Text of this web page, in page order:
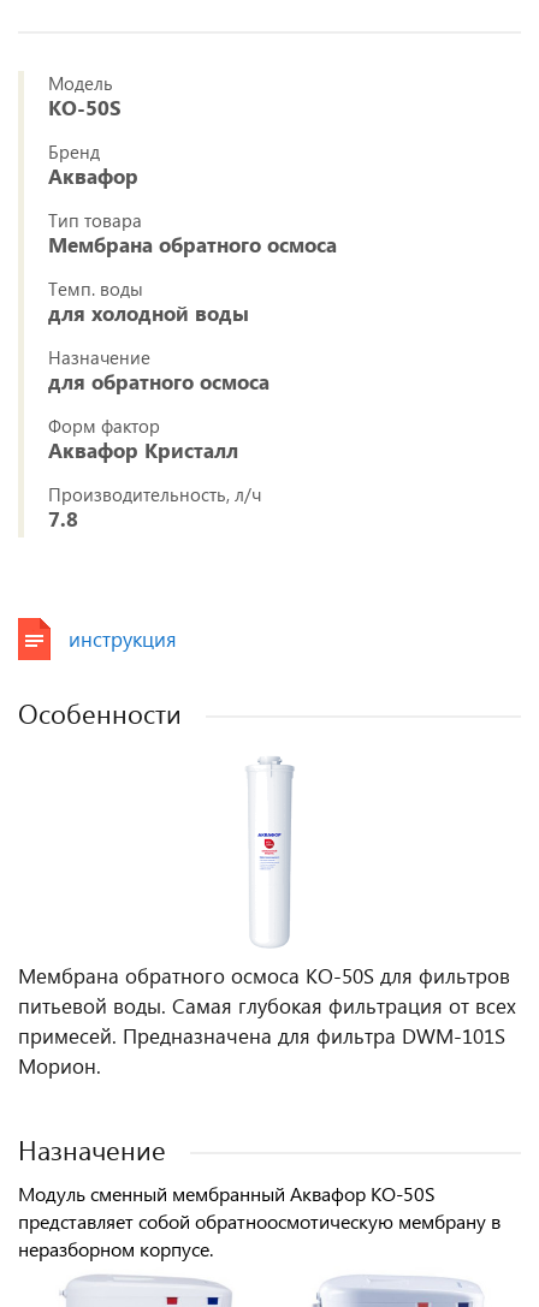
Модель
KO-50S
Бренд
Аквафор
Тип товара
Мембрана обратного осмоса
Темп. воды
для холодной воды
Назначение
для обратного осмоса
Форм фактор
Аквафор Кристалл
Производительность, л/ч
7.8
инструкция
Особенности
Мембрана обратного осмоса KO-50S для фильтров
питьевой воды. Самая глубокая фильтрация от всех
примесей. Предназначена для фильтра DWM-101S
Морион.
Назначение
Модуль сменный мембранный Аквафор KO-50S
представляет собой обратноосмотическую мембрану в
неразборном корпусе.